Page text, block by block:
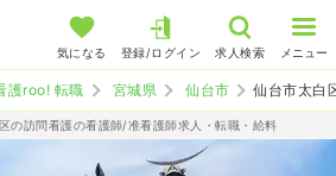
気になる 登録/ログイン 求人検索 メニュー
護roo! 転職 宮城県 仙台市 仙台市太白
の訪問看護の看護師/准看護師求人・転職・給料